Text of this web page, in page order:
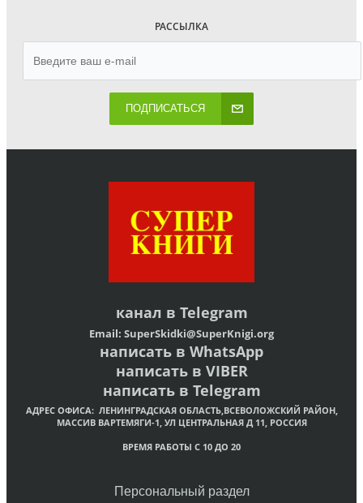
РАССЫЛКА
ПОДПИСАТЬСЯ
канал в Telegram
Email: SuperSkidki@SuperKnigi.org
написать в WhatsApp
написать в VIBER
написать в Telegram
АДРЕС ОФИСА: ЛЕНИНГРАДСКАЯ ОБЛАСТЬ,ВСЕВОЛОЖСКИЙ РАЙОН,
МАССИВ ВАРТЕМЯГИ-1, УЛ ЦЕНТРАЛЬНАЯ Д 11, РОССИЯ
ВРЕМЯ РАБОТЫ С 10 ДО 20
Персональный раздел